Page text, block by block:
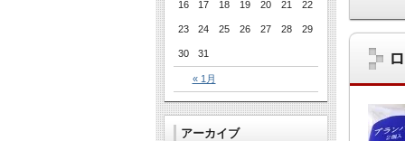
« 1月
16 17 18 19 20 21 22
23 24 25 26 27 28 29
30 31
アーカイブ